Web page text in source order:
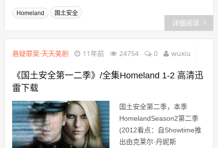
Homeland 国土安全
详细阅读
悬疑罪案·天天美剧 11年前 24754 0 wuxiu
《国土安全第一二季》/全集Homeland 1-2 高清迅
雷下载
国土安全第二季，本季
HomelandSeason2第二季
(2012看点：自Showtime推
出由克莱尔·丹妮斯